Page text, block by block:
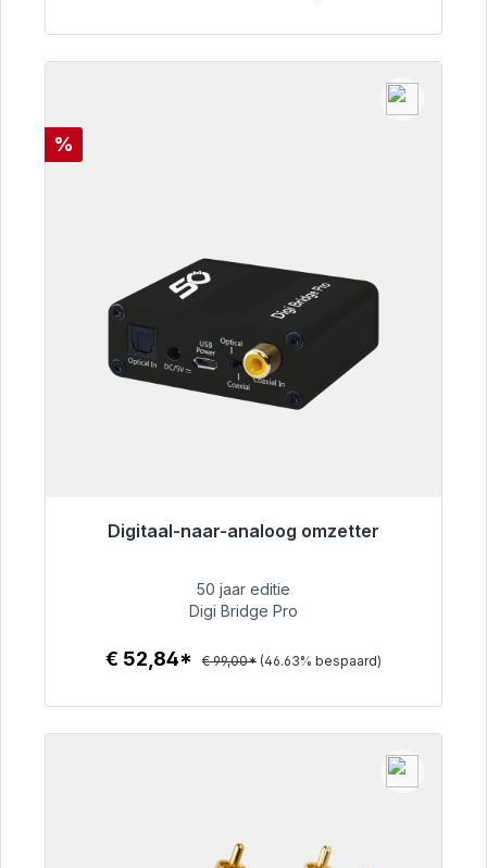
Korting
%
Digitaal-naar-analoog omzetter
Klaar voor onmiddellijke verzending, levertijd
€ 52,84
50 jaar editie
Digi Bridge Pro
€ 52,84* € 99,00* (46.63% bespaard)